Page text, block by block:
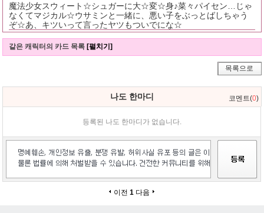
魔法少女スウィート☆シュガーに大☆変☆身♪菜々パイセン…じゃ
なくてマジカル☆ウサミンと一緒に、悪い子をぶっとばしちゃう
ぞ☆あ、キツいって言ったヤツもついでにな☆
같은 캐릭터의 카드 목록[펼치기]
목록으로
나도 한마디 코멘트(0)
등록된 나도 한마디가 없습니다.
이전 1 다음